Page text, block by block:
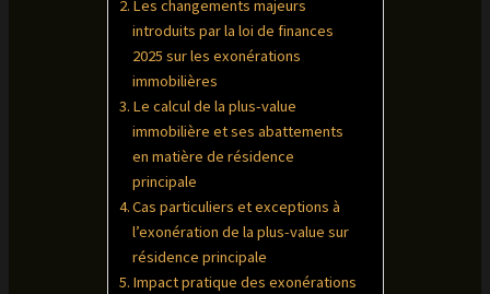
Les changements majeurs
introduits par la loi de finances
2025 sur les exonérations
immobilières
Le calcul de la plus-value
immobilière et ses abattements
en matière de résidence
principale
Cas particuliers et exceptions à
l’exonération de la plus-value sur
résidence principale
Impact pratique des exonérations